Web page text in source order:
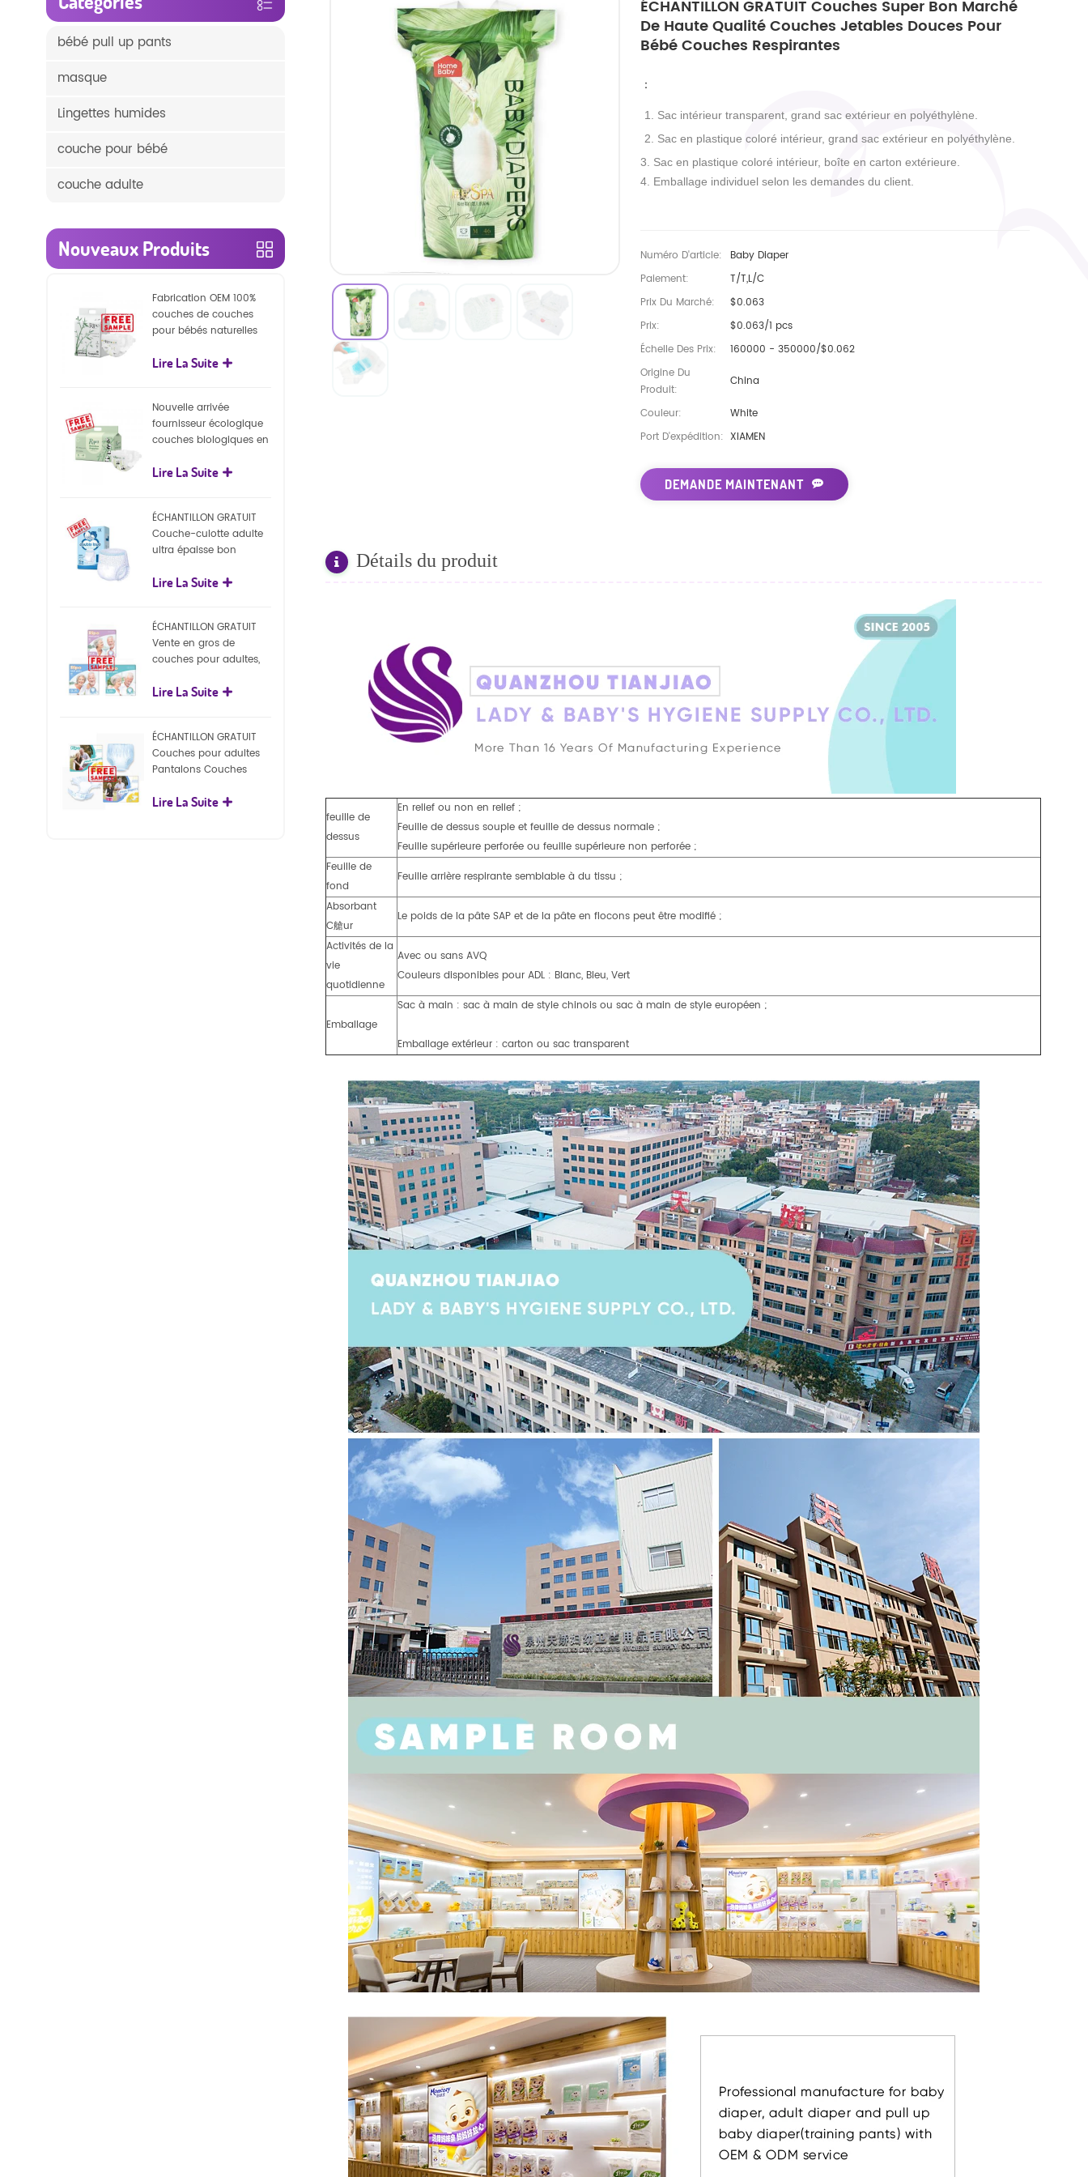
ÉCHANTILLON GRATUIT Couches Super Bon Marché
De Haute Qualité Couches Jetables Douces Pour
Bébé Couches Respirantes
：
1. Sac intérieur transparent, grand sac extérieur en polyéthylène.
2. Sac en plastique coloré intérieur, grand sac extérieur en polyéthylène.
3. Sac en plastique coloré intérieur, boîte en carton extérieure.
4. Emballage individuel selon les demandes du client.
Numéro D'article:
Baby Diaper
Paiement:
T/T,L/C
Prix Du Marché:
$0.063
Prix:
$0.063/1 pcs
Échelle Des Prix:
160000 - 350000/$0.062
Origine Du
Produit:
China
Couleur:
White
Port D'expédition: XIAMEN
DEMANDE MAINTENANT
Détails du produit
feuille de
dessus
En relief ou non en relief ;
Feuille de dessus souple et feuille de dessus normale ;
Feuille supérieure perforée ou feuille supérieure non perforée ;
Feuille de
fond
Feuille arrière respirante semblable à du tissu ;
Absorbant
C艙ur
Le poids de la pâte SAP et de la pâte en flocons peut être modifié ;
Activités de la
vie
quotidienne
Avec ou sans AVQ
Couleurs disponibles pour ADL : Blanc, Bleu, Vert
Emballage
Sac à main : sac à main de style chinois ou sac à main de style européen ;
Emballage extérieur : carton ou sac transparent
bébé pull up pants
masque
Lingettes humides
couche pour bébé
couche adulte
Nouveaux Produits
Fabrication OEM 100%
couches de couches
pour bébés naturelles
écologiques
Lire La Suite
Nouvelle arrivée
fournisseur écologique
couches biologiques en
biodégradables pour
Lire La Suite
ÉCHANTILLON GRATUIT
Couche-culotte adulte
ultra épaisse bon
jetable pour adulte
Lire La Suite
ÉCHANTILLON GRATUIT
Vente en gros de
couches pour adultes,
adultes
Lire La Suite
ÉCHANTILLON GRATUIT
Couches pour adultes
Pantalons Couches
pour adultes
Lire La Suite